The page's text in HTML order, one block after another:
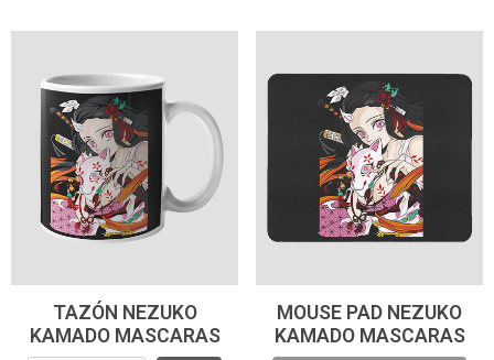
TAZÓN NEZUKO
KAMADO MASCARAS
MOUSE PAD NEZUKO
KAMADO MASCARAS